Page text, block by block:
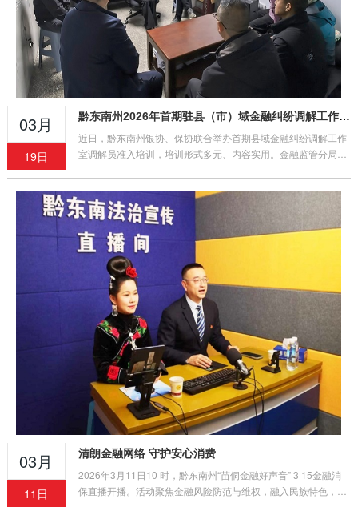
03月
19日
黔东南州2026年首期驻县（市）域金融纠纷调解工作室调解员准入培训顺利举办
近日，黔东南州银协、保协联合举办首期县域金融纠纷调解工作
室调解员准入培训，培训形式多元、内容实用。金融监管分局领
03月
11日
清朗金融网络 守护安心消费
2026年3月11日10 时，黔东南州“苗侗金融好声音” 3·15金融消
保直播开播。活动聚焦金融风险防范与维权，融入民族特色，三